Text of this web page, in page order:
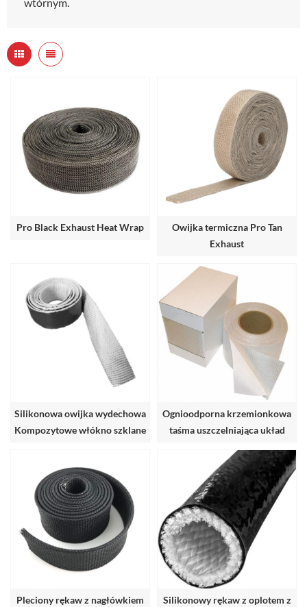
Pro Black Exhaust Heat Wrap
Owijka termiczna Pro Tan
Exhaust
Silikonowa owijka wydechowa
Kompozytowe włókno szklane
Ognioodporna krzemionkowa
taśma uszczelniająca układ
Pleciony rękaw z nagłówkiem
Silikonowy rękaw z oplotem z